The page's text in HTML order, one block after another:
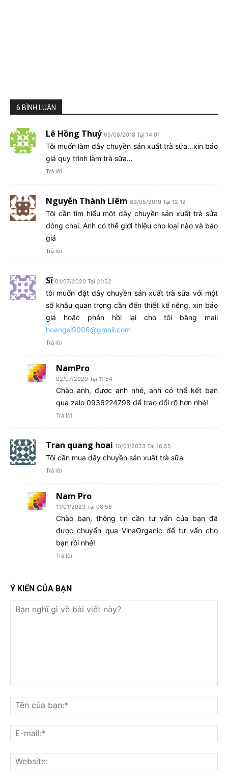
6 BÌNH LUẬN
Lê Hồng Thuỷ 05/08/2018 Tại 14:01
Tôi muốn làm dây chuyền sản xuất trà sữa…xin báo
giá quy trình làm trà sữa…
Trả lời
Nguyễn Thành Liêm 03/05/2019 Tại 12:12
Tôi cần tìm hiểu một dây chuyền sản xuất trà sửa
đóng chai. Anh có thể giới thiệu cho loại nào và báo
giá
Trả lời
Sĩ 01/07/2020 Tại 21:52
tôi muốn đặt dây chuyền sản xuất trà sữa với một
số khâu quan trọng cần đến thiết kế riêng. xin báo
giá hoặc phản hồi lại cho tôi bằng mail
hoangsi9006@gmail.com
Trả lời
NamPro
02/07/2020 Tại 11:54
Chào anh, được anh nhé, anh có thể kết bạn
qua zalo 0936224798 để trao đổi rõ hơn nhé!
Trả lời
Tran quang hoai 10/01/2023 Tại 16:55
Tôi cần mua dây chuyền sản xuất trà sữa
Trả lời
Nam Pro
11/01/2023 Tại 08:56
Chào bạn, thông tin cần tư vấn của bạn đã
được chuyển qua VinaOrganic để tư vấn cho
bạn rồi nhé!
Trả lời
Ý KIẾN CỦA BẠN
nghĩ
gì
về
bài
viết
này?